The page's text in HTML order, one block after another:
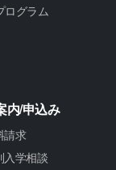
ログラム
内/申込み
請求
入学相談